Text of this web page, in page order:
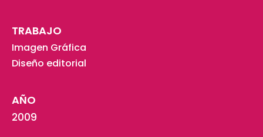
TRABAJO
Imagen Gráfica
Diseño editorial
AÑO
2009